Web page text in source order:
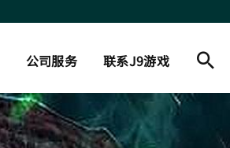
公司服务 联系J9游戏